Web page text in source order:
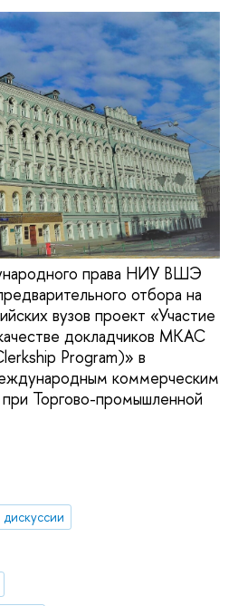
права НИУ ВШЭ
отбора на
вузов проект «Участие
докладчиков МКАС
Program)» в
коммерческим
Торгово-промышленной
дискуссии